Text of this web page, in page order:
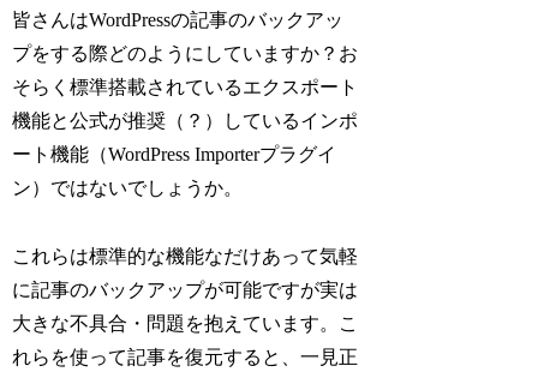
皆さんはWordPressの記事のバックアッ
プをする際どのようにしていますか？お
そらく標準搭載されているエクスポート
機能と公式が推奨（？）しているインポ
ート機能（WordPress Importerプラグイ
ン）ではないでしょうか。
これらは標準的な機能なだけあって気軽
に記事のバックアップが可能ですが実は
大きな不具合・問題を抱えています。こ
れらを使って記事を復元すると、一見正